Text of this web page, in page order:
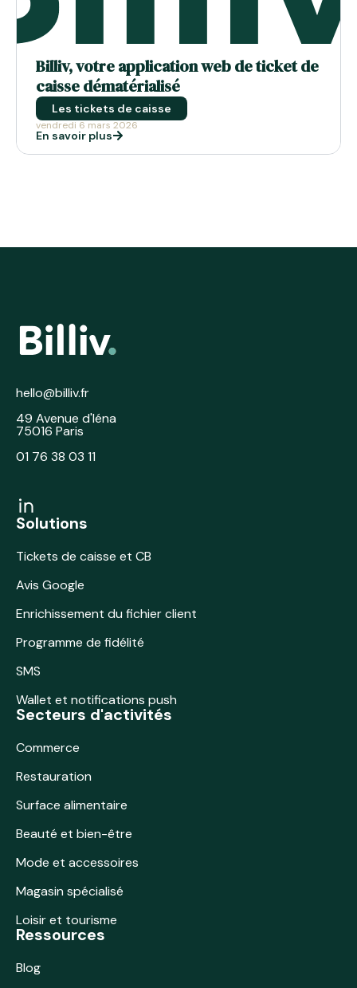
Billiv, votre application web de ticket de
caisse dématérialisé
Les tickets de caisse
vendredi 6 mars 2026
En savoir plus
hello@billiv.fr
49 Avenue d'Iéna
75016 Paris
01 76 38 03 11
Solutions
Tickets de caisse et CB
Avis Google
Enrichissement du fichier client
Programme de fidélité
SMS
Wallet et notifications push
Secteurs d'activités
Commerce
Restauration
Surface alimentaire
Beauté et bien-être
Mode et accessoires
Magasin spécialisé
Loisir et tourisme
Ressources
Blog